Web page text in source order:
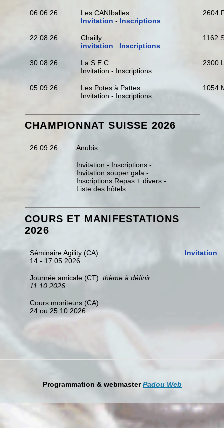
06.06.26
Les CANIballes
Invitation - Inscriptions
2604
22.08.26
Chailly
invitation
Inscriptions
1162
30.08.26
La S.E.C.
Invitation - Inscriptions
2300
05.09.26
Les Potes à Pattes
Invitation - Inscriptions
1054
CHAMPIONNAT SUISSE 2026
26.09.26 Anubis
Invitation - Inscriptions -
Invitation souper gala -
Inscriptions Repas + divers -
Liste des hôtels
COURS ET MANIFESTATIONS
2026
Séminaire Agility (CA)
14 - 17.05.2026
Invitation
Journée amicale (CT) thème à définir
11.10.2026
Cours moniteurs (CA)
24 ou 25.10.2026
Programmation & webmasterPadou Web